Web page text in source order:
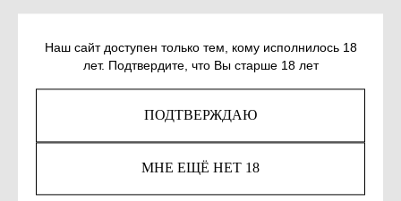
Наш сайт доступен только тем, кому исполнилось 18
лет. Подтвердите, что Вы старше 18 лет
ПОДТВЕРЖДАЮ
МНЕ ЕЩЁ НЕТ 18
ИППОЛИТОВ А. ПОСЛЕДНЯЯ КНИГА
SKU:978-5-389-26726-8
КУПИТЬ